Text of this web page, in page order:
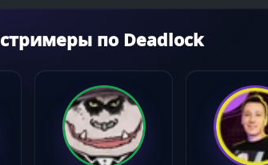
по Deadlock